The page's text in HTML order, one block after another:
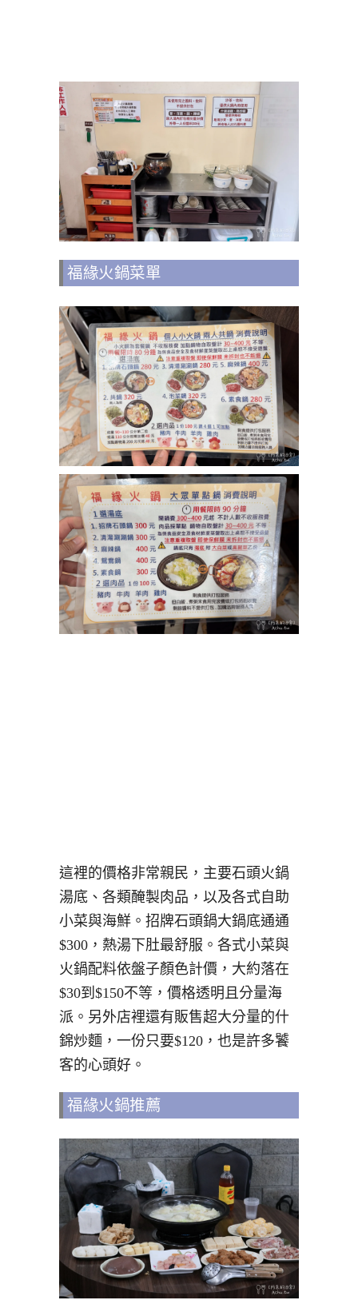
福緣火鍋菜單
這裡的價格非常親民，主要石頭火鍋
湯底、各類醃製肉品，以及各式自助
小菜與海鮮。招牌石頭鍋大鍋底通通
$300，熱湯下肚最舒服。各式小菜與
火鍋配料依盤子顏色計價，大約落在
$30到$150不等，價格透明且分量海
派。另外店裡還有販售超大分量的什
錦炒麵，一份只要$120，也是許多饕
客的心頭好。
福緣火鍋推薦